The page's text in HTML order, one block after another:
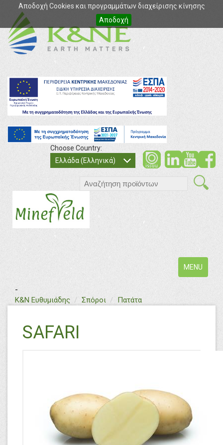
Αποδοχή Cookies και προγραμμάτων διαχείρισης κίνησης
Αποδοχή
Choose Country:
Ελλάδα (Ελληνικά)
Toggle
navigation
MENU
-
Κ&Ν Ευθυμιάδης textΣπόροι Πατάτα
SAFARI